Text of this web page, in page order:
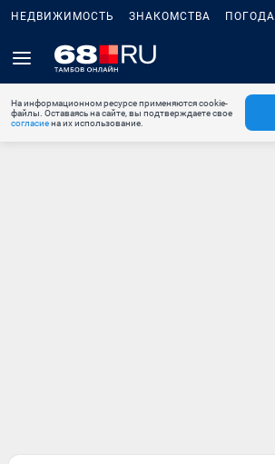
НЕДВИЖИМОСТЬ ЗНАКОМСТВА ПОГОДА
На информационном ресурсе применяются cookie-
файлы. Оставаясь на сайте, вы подтверждаете свое
согласиена их использование.